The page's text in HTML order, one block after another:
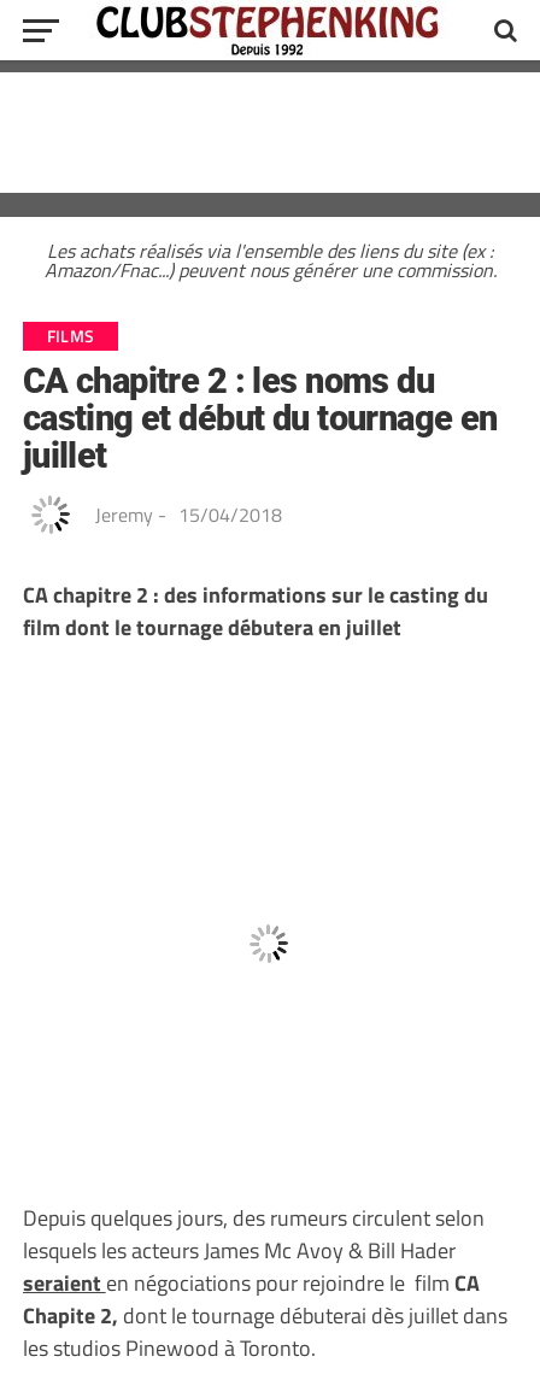
Les achats réalisés via l'ensemble des liens du site (ex :
Amazon/Fnac...) peuvent nous générer une commission.
FILMS
CA chapitre 2 : les noms du
casting et début du tournage en
juillet
Jeremy - 15/04/2018
CA chapitre 2 : des informations sur le casting du
film dont le tournage débutera en juillet
Depuis quelques jours, des rumeurs circulent selon
lesquels les acteurs James Mc Avoy & Bill Hader
seraient en négociations pour rejoindre le filmCA
Chapite 2, dont le tournage débuterai dès juillet dans
les studios Pinewood à Toronto.